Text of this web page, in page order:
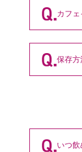
カフ
保存方
いつ